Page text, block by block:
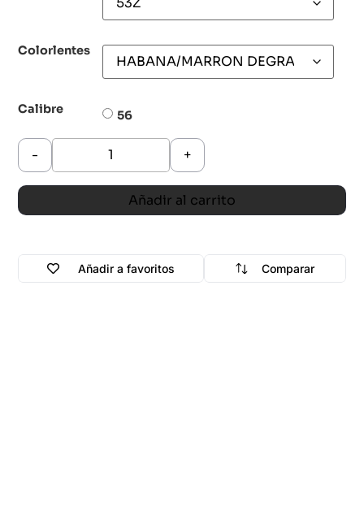
Colorlentes
Calibre 56
- +
Añadir al carrito
Añadir a favoritos Comparar